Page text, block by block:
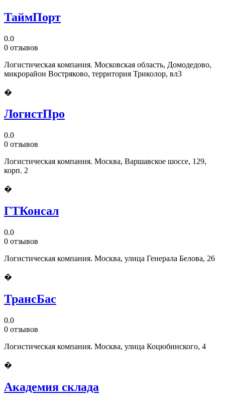
ТаймПорт
0.0
0 отзывов
Логистическая компания. Московская область, Домодедово,
микрорайон Востряково, территория Триколор, вл3
�
ЛогистПро
0.0
0 отзывов
Логистическая компания. Москва, Варшавское шоссе, 129,
корп. 2
�
ГТКонсал
0.0
0 отзывов
Логистическая компания. Москва, улица Генерала Белова, 26
�
ТрансБас
0.0
0 отзывов
Логистическая компания. Москва, улица Коцюбинского, 4
�
Академия склада